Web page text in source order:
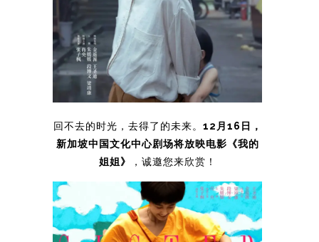
回不去的时光，去得了的未来。 12月16日，
新加坡中国文化中心剧场将放映电影《我的
姐姐》
，诚邀您来欣赏！